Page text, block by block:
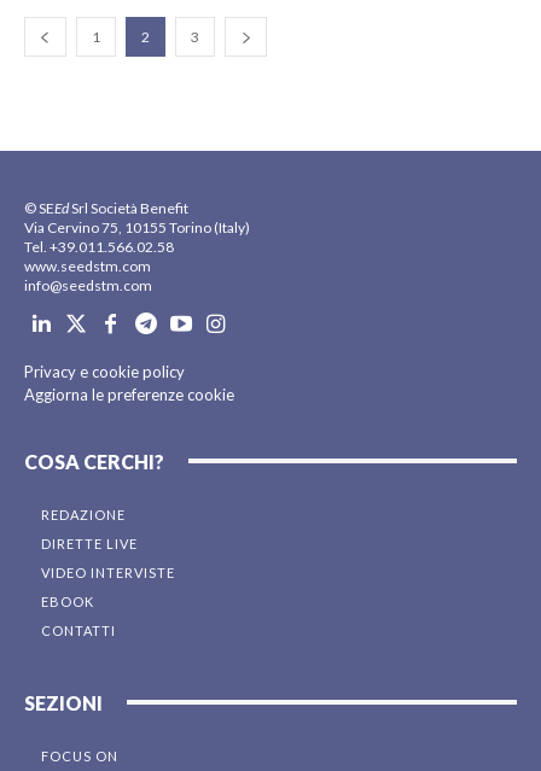
1 2 3
© SEEdSrl Società Benefit
Via Cervino 75, 10155 Torino (Italy)
Tel. +39.011.566.02.58
www.seedstm.com
info@seedstm.com
Privacy e cookie policy
Aggiorna le preferenze cookie
COSA CERCHI?
REDAZIONE
DIRETTE LIVE
VIDEO INTERVISTE
EBOOK
CONTATTI
SEZIONI
FOCUS ON